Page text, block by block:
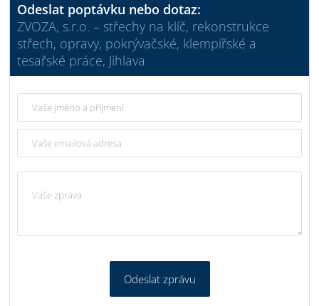
Odeslat poptávku nebo dotaz:
ZVOZA, s.r.o. – střechy na klíč, rekonstrukce
střech, opravy, pokrývačské, klempířské a
tesařské práce, Jihlava
Odeslat zprávu